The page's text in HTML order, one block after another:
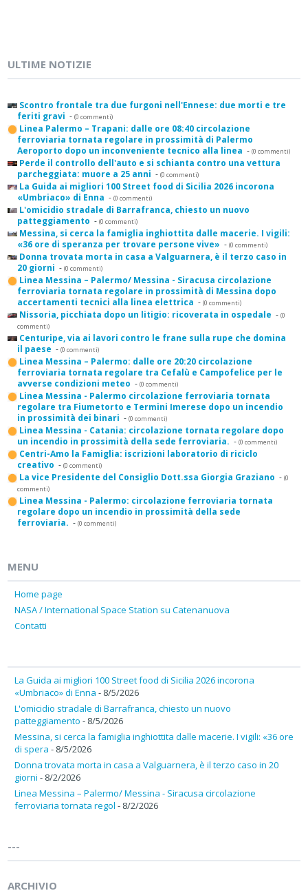
ULTIME NOTIZIE
Scontro frontale tra due furgoni nell'Ennese: due morti e tre
feriti gravi - (0 commenti)
Linea Palermo – Trapani: dalle ore 08:40 circolazione
ferroviaria tornata regolare in prossimità di Palermo
Aeroporto dopo un inconveniente tecnico alla linea - (0 commenti)
Perde il controllo dell'auto e si schianta contro una vettura
parcheggiata: muore a 25 anni - (0 commenti)
La Guida ai migliori 100 Street food di Sicilia 2026 incorona
«Umbriaco» di Enna - (0 commenti)
L'omicidio stradale di Barrafranca, chiesto un nuovo
patteggiamento - (0 commenti)
Messina, si cerca la famiglia inghiottita dalle macerie. I vigili:
«36 ore di speranza per trovare persone vive» - (0 commenti)
Donna trovata morta in casa a Valguarnera, è il terzo caso in
20 giorni - (0 commenti)
Linea Messina – Palermo/ Messina - Siracusa circolazione
ferroviaria tornata regolare in prossimità di Messina dopo
accertamenti tecnici alla linea elettrica - (0 commenti)
Nissoria, picchiata dopo un litigio: ricoverata in ospedale - (0
commenti)
Centuripe, via ai lavori contro le frane sulla rupe che domina
il paese - (0 commenti)
Linea Messina – Palermo: dalle ore 20:20 circolazione
ferroviaria tornata regolare tra Cefalù e Campofelice per le
avverse condizioni meteo - (0 commenti)
Linea Messina - Palermo circolazione ferroviaria tornata
regolare tra Fiumetorto e Termini Imerese dopo un incendio
in prossimità dei binari - (0 commenti)
Linea Messina - Catania: circolazione tornata regolare dopo
un incendio in prossimità della sede ferroviaria. - (0 commenti)
Centri-Amo la Famiglia: iscrizioni laboratorio di riciclo
creativo - (0 commenti)
La vice Presidente del Consiglio Dott.ssa Giorgia Graziano - (0
commenti)
Linea Messina - Palermo: circolazione ferroviaria tornata
regolare dopo un incendio in prossimità della sede
ferroviaria. - (0 commenti)
MENU
Home page
NASA / International Space Station su Catenanuova
Contatti
La Guida ai migliori 100 Street food di Sicilia 2026 incorona
«Umbriaco» di Enna - 8/5/2026
L'omicidio stradale di Barrafranca, chiesto un nuovo
patteggiamento - 8/5/2026
Messina, si cerca la famiglia inghiottita dalle macerie. I vigili: «36 ore
di spera - 8/5/2026
Donna trovata morta in casa a Valguarnera, è il terzo caso in 20
giorni - 8/2/2026
Linea Messina – Palermo/ Messina - Siracusa circolazione
ferroviaria tornata regol - 8/2/2026
---
ARCHIVIO